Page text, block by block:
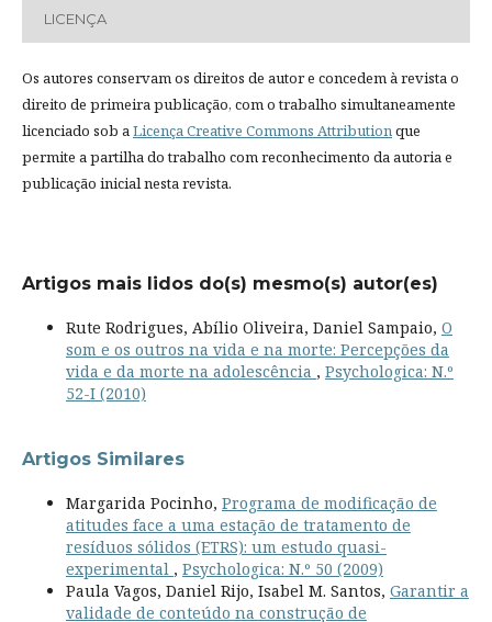
LICENÇA
Os autores conservam os direitos de autor e concedem à revista o
direito de primeira publicação, com o trabalho simultaneamente
licenciado sob aLicença Creative Commons Attributionque
permite a partilha do trabalho com reconhecimento da autoria e
publicação inicial nesta revista.
Artigos mais lidos do(s) mesmo(s) autor(es)
Rute Rodrigues, Abílio Oliveira, Daniel Sampaio, O
som e os outros na vida e na morte: Percepções da
vida e da morte na adolescência , Psychologica: N.º
52-I (2010)
Artigos Similares
Margarida Pocinho, Programa de modificação de
atitudes face a uma estação de tratamento de
resíduos sólidos (ETRS): um estudo quasi-
experimental , Psychologica: N.º 50 (2009)
Paula Vagos, Daniel Rijo, Isabel M. Santos, Garantir a
validade de conteúdo na construção de